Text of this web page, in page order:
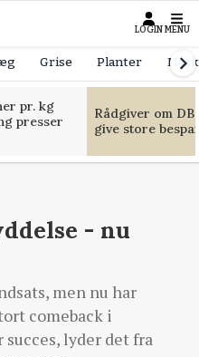
LOGIN MENU
Grise Planter
pr. kg
presser
Rådgiver om
give store
- nu
men nu har
comeback i
lyder det fra